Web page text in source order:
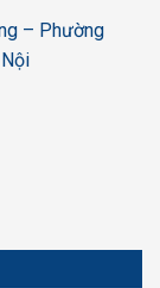
– Phường